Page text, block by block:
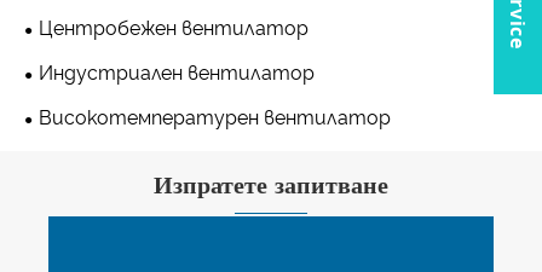
Центробежен вентилатор
Индустриален вентилатор
Високотемпературен вентилатор
Изпратете запитване